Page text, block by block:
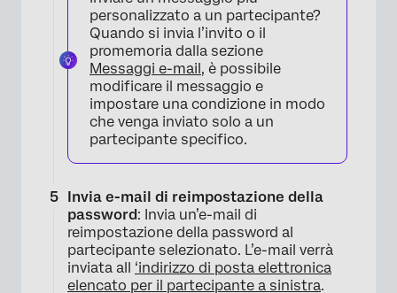
×
personalizzato a un partecipante?
Quando si invia l’invito o il
promemoria dalla sezione
Messaggi e-mail, è possibile
modificare il messaggio e
impostare una condizione in modo
che venga inviato solo a un
partecipante specifico.
Invia e-mail di reimpostazione della
password: Invia un’e-mail di
reimpostazione della password al
partecipante selezionato. L’e-mail verrà
inviata all ‘indirizzo di posta elettronica
elencato per il partecipante a sinistra.